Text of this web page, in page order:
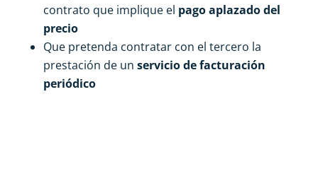
contrato que implique el pago aplazado del
precio
Que pretenda contratar con el tercero la
prestación de un servicio de facturación
periódico